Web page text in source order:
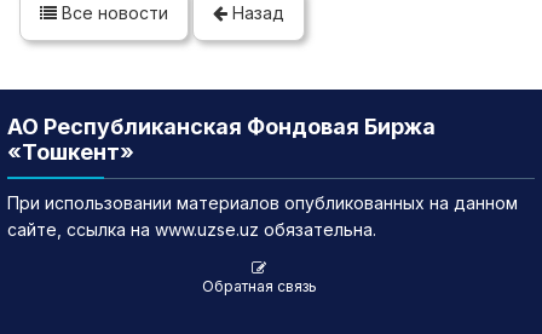
Все новости Назад
АО Республиканская Фондовая Биржа
«Тошкент»
При использовании материалов опубликованных на данном
сайте, ссылка на www.uzse.uz обязательна.
Обратная связь